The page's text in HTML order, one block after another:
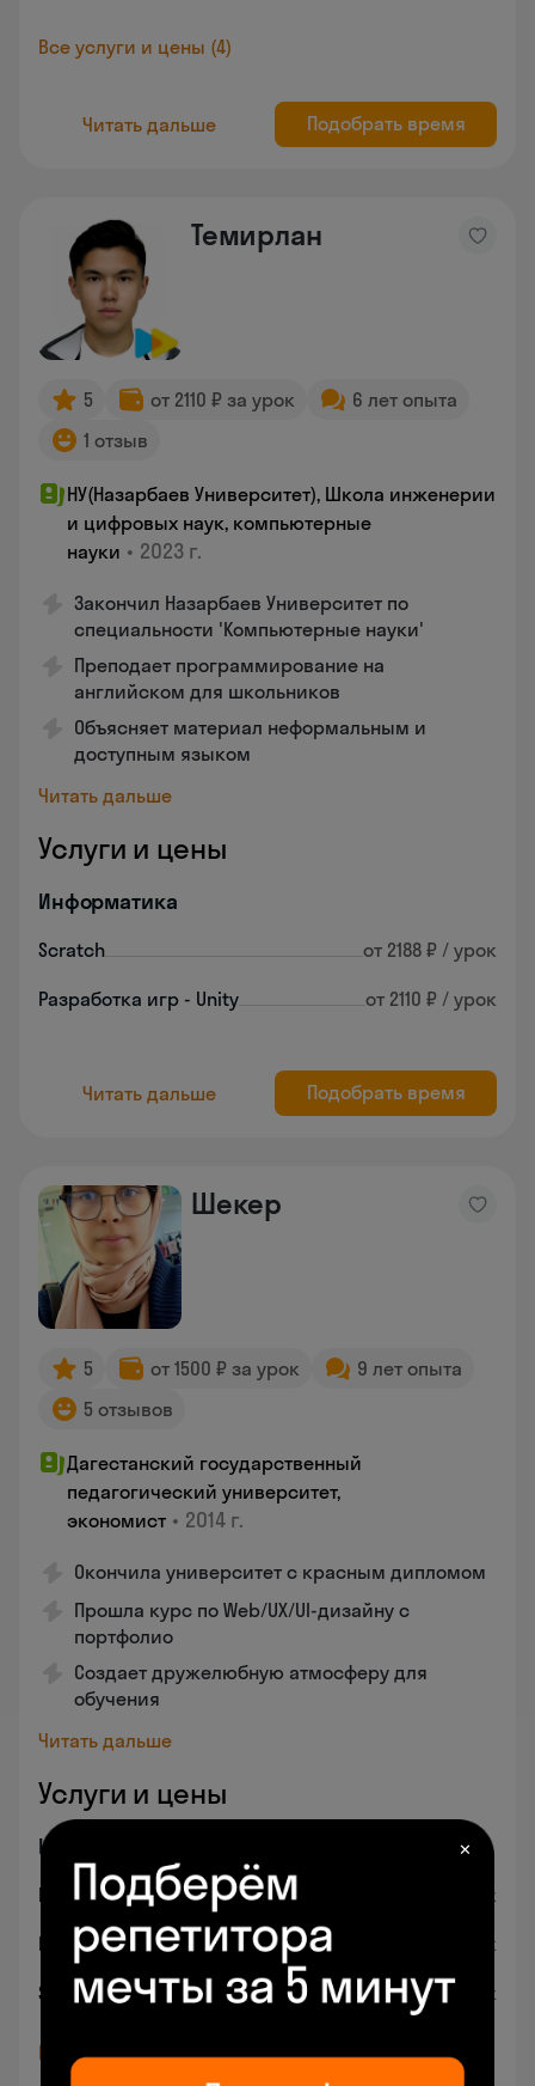
Все услуги и цены (4)
Читать дальше Подобрать время
Темирлан
5 от 2110 ₽ за урок
6 лет опыта
1 отзыв
НУ(Назарбаев Университет), Школа инженерии
и цифровых наук, компьютерные
науки • 2023 г.
Закончил Назарбаев Университет по
специальности 'Компьютерные науки'
Преподает программирование на
английском для школьников
Объясняет материал неформальным и
доступным языком
Читать дальше
Услуги и цены
Информатика
Scratch от 2188 ₽ / урок
Разработка игр - Unity от 2110 ₽ / урок
Читать дальше Подобрать время
Шекер
5 от 1500 ₽ за урок
9 лет опыта
5 отзывов
Дагестанский государственный
педагогический университет,
экономист • 2014 г.
Окончила университет с красным дипломом
Прошла курс по Web/UX/UI-дизайну с
портфолио
Создает дружелюбную атмосферу для
обучения
Читать дальше
Услуги и цены
Информатика
Minecraft от 2110 ₽ / урок
Roblox от 2110 ₽ / урок
Scratch от 2188 ₽ / урок
Все услуги и цены (8)
✕